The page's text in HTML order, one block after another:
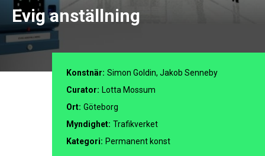
Evig anställning
Konstnär: Simon Goldin, Jakob Senneby
Curator: Lotta Mossum
Ort: Göteborg
Myndighet: Trafikverket
Kategori: Permanent konst